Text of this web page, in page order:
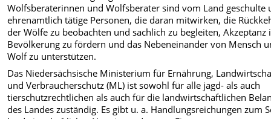
Wolfsberaterinnen und Wolfsberater sind vom Land geschulte
ehrenamtlich tätige Personen, die daran mitwirken, die
der Wölfe zu beobachten und sachlich zu begleiten, Akzeptanz
Bevölkerung zu fördern und das Nebeneinander von Mensch
Wolf zu unterstützen.
Das Niedersächsische Ministerium für Ernährung,
und Verbraucherschutz (ML) ist sowohl für alle jagd- als auch
tierschutzrechtlichen als auch für die landwirtschaftlichen
des Landes zuständig. Es gibt u. a. Handlungsreichungen zum